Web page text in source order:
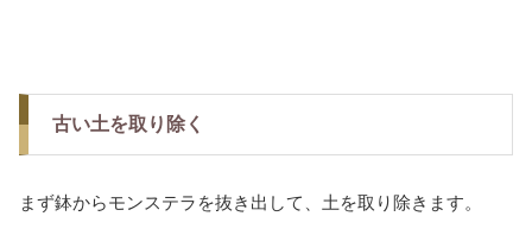
古い土を取り除く
まず鉢からモンステラを抜き出して、土を取り除きます。